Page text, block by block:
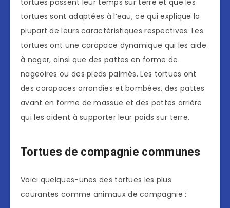
tortues passent leur temps sur terre et que les
tortues sont adaptées à l’eau, ce qui explique la
plupart de leurs caractéristiques respectives. Les
tortues ont une carapace dynamique qui les aide
à nager, ainsi que des pattes en forme de
nageoires ou des pieds palmés. Les tortues ont
des carapaces arrondies et bombées, des pattes
avant en forme de massue et des pattes arrière
qui les aident à supporter leur poids sur terre.
Tortues de compagnie communes
Voici quelques-unes des tortues les plus
courantes comme animaux de compagnie :